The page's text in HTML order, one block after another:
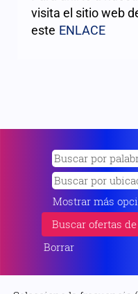
visita el sitio web
este ENLACE
Mostrar más
Borrar